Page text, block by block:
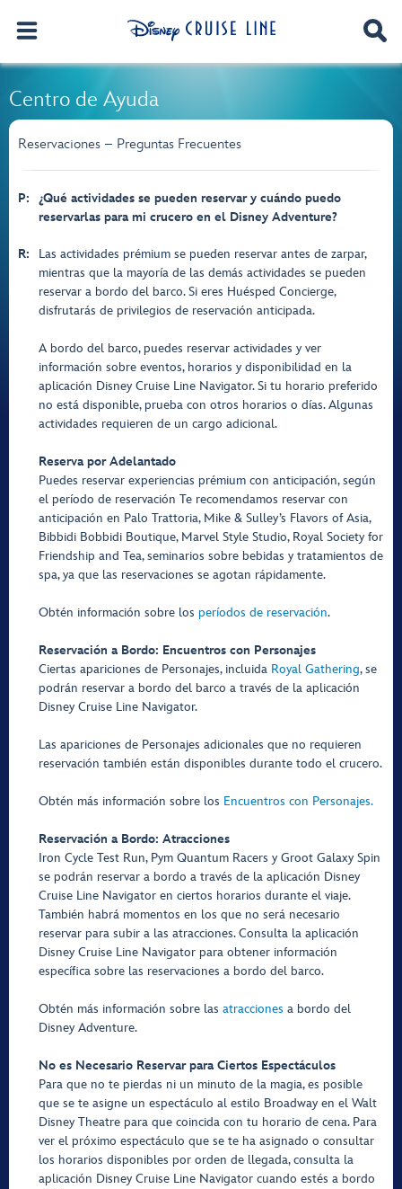
Centro de Ayuda
Reservaciones – Preguntas Frecuentes
P:
¿Qué actividades se pueden reservar y cuándo puedo
reservarlas para mi crucero en el Disney Adventure?
R:
Las actividades prémium se pueden reservar antes de zarpar,
mientras que la mayoría de las demás actividades se pueden
reservar a bordo del barco. Si eres Huésped Concierge,
disfrutarás de privilegios de reservación anticipada.
A bordo del barco, puedes reservar actividades y ver
información sobre eventos, horarios y disponibilidad en la
aplicación Disney Cruise Line Navigator. Si tu horario preferido
no está disponible, prueba con otros horarios o días. Algunas
actividades requieren de un cargo adicional.
Reserva por Adelantado
Puedes reservar experiencias prémium con anticipación, según
el período de reservación Te recomendamos reservar con
anticipación en Palo Trattoria, Mike & Sulley’s Flavors of Asia,
Bibbidi Bobbidi Boutique, Marvel Style Studio, Royal Society for
Friendship and Tea, seminarios sobre bebidas y tratamientos de
spa, ya que las reservaciones se agotan rápidamente.
Obtén información sobre los períodos de reservación.
Reservación a Bordo: Encuentros con Personajes
Ciertas apariciones de Personajes, incluida Royal Gathering, se
podrán reservar a bordo del barco a través de la aplicación
Disney Cruise Line Navigator.
Las apariciones de Personajes adicionales que no requieren
reservación también están disponibles durante todo el crucero.
Obtén más información sobre los Encuentros con Personajes.
Reservación a Bordo: Atracciones
Iron Cycle Test Run, Pym Quantum Racers y Groot Galaxy Spin
se podrán reservar a bordo a través de la aplicación Disney
Cruise Line Navigator en ciertos horarios durante el viaje.
También habrá momentos en los que no será necesario
reservar para subir a las atracciones. Consulta la aplicación
Disney Cruise Line Navigator para obtener información
específica sobre las reservaciones a bordo del barco.
Obtén más información sobre las atracciones a bordo del
Disney Adventure.
No es Necesario Reservar para Ciertos Espectáculos
Para que no te pierdas ni un minuto de la magia, es posible
que se te asigne un espectáculo al estilo Broadway en el Walt
Disney Theatre para que coincida con tu horario de cena. Para
ver el próximo espectáculo que se te ha asignado o consultar
los horarios disponibles por orden de llegada, consulta la
aplicación Disney Cruise Line Navigator cuando estés a bordo